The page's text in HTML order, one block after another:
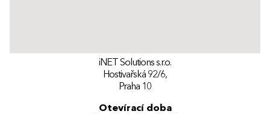
iNET Solutions s.r.o.
Hostivařská 92/6,
Praha 10
Otevírací doba